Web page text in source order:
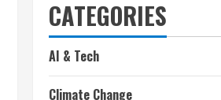
CATEGORIES
AI & Tech
Climate Change